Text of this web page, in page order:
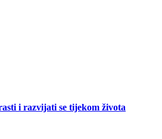
i razvijati se tijekom života